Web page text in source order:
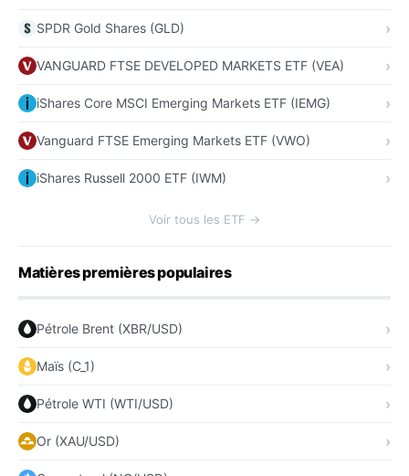
SPDR Gold Shares (GLD)
VANGUARD FTSE DEVELOPED MARKETS ETF (VEA)
iShares Core MSCI Emerging Markets ETF (IEMG)
Vanguard FTSE Emerging Markets ETF (VWO)
iShares Russell 2000 ETF (IWM)
Voir tous les ETF →
Matières premières populaires
Pétrole Brent (XBR/USD)
Maïs (C_1)
Pétrole WTI (WTI/USD)
Or (XAU/USD)